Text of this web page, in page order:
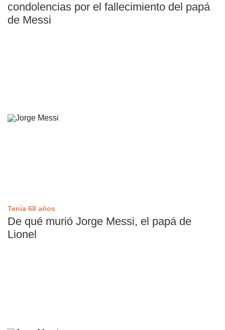
condolencias por el fallecimiento del papá
de Messi
Tenía 68 años
De qué murió Jorge Messi, el papá de
Lionel